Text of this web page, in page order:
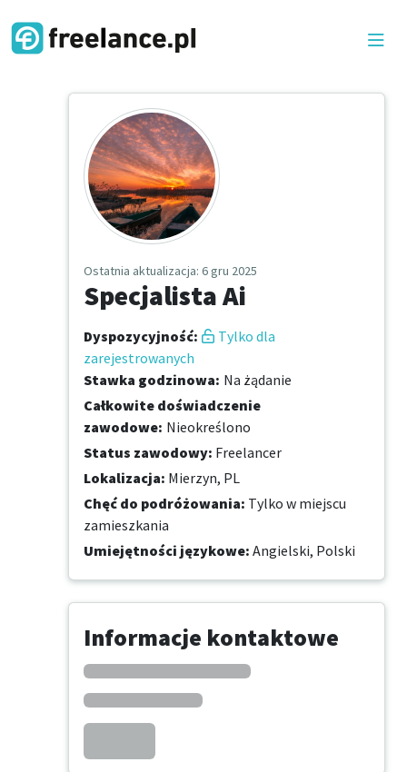
Ostatnia aktualizacja: 6 gru 2025
Specjalista Ai
Dyspozycyjność:
Tylko dla
zarejestrowanych
Stawka godzinowa: Na żądanie
Całkowite doświadczenie
zawodowe: Nieokreślono
Status zawodowy: Freelancer
Lokalizacja: Mierzyn, PL
Chęć do podróżowania: Tylko w miejscu
zamieszkania
Umiejętności językowe: Angielski, Polski
Informacje kontaktowe